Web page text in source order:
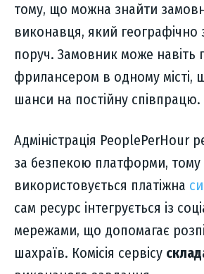
тому, що можна знайти
виконавця, який географічно
поруч. Замовник може навіть
фрилансером в одному місті,
шанси на постійну співпрацю.
Адміністрація PeoplePerHour
за безпекою платформи, тому
використовується платіжна
сам ресурс інтегрується із
мережами, що допомагає
шахраїв. Комісія сервісу